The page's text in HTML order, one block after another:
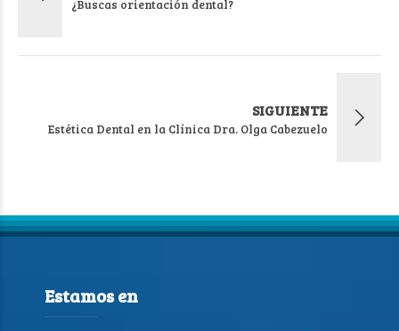
¿Buscas orientación dental?
SIGUIENTE
Estética Dental en la Clínica Dra. Olga Cabezuelo
Estamos en